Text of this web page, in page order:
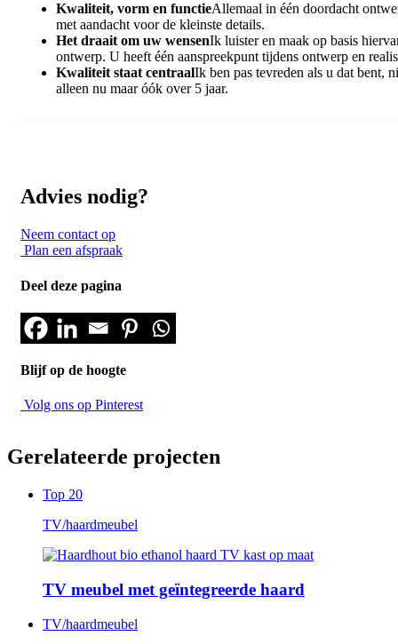
Kwaliteit, vorm en functieAllemaal in één doordacht
met aandacht voor de kleinste details.
Het draait om uw wensenIk luister en maak op basis
ontwerp. U heeft één aanspreekpunt tijdens ontwerp en
Kwaliteit staat centraalIk ben pas tevreden als u dat bent,
alleen nu maar óók over 5 jaar.
Advies nodig?
Neem contact op
Plan een afspraak
Deel deze pagina
Blijf op de hoogte
Volg ons op Pinterest
Gerelateerde projecten
Top 20
TV/haardmeubel
TV meubel met geïntegreerde haard
TV/haardmeubel